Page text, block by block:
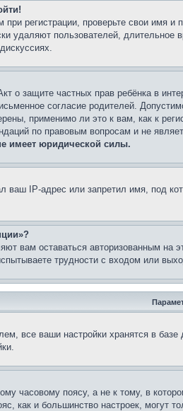
регистрации, проверьте свои имя
удаляют пользователей,
о защите частных прав ребёнка в
согласие родителей.
применимо ли это к вам, как к
по правовым вопросам и не
имеет юридической силы.
ваш IP-адрес или запретил имя, под
вам оставаться авторизованным
трудности с входом или
все ваши настройки хранятся в
часовому поясу, а не к тому, в
как и большинство настроек, могут